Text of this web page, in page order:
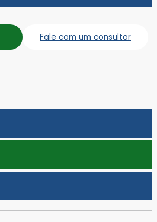
Fale com um consultor